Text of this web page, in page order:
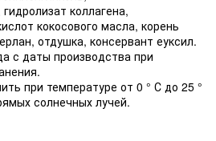
коллагена,
кокосового масла, корень
отдушка, консервант еуксил.
с даты производства при
при температуре от 0 ° С до 25 °
солнечных лучей.